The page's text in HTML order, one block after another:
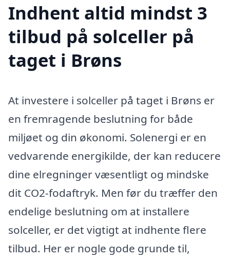
Indhent altid mindst 3
tilbud på solceller på
taget i Brøns
At investere i solceller på taget i Brøns er
en fremragende beslutning for både
miljøet og din økonomi. Solenergi er en
vedvarende energikilde, der kan reducere
dine elregninger væsentligt og mindske
dit CO2-fodaftryk. Men før du træffer den
endelige beslutning om at installere
solceller, er det vigtigt at indhente flere
tilbud. Her er nogle gode grunde til,